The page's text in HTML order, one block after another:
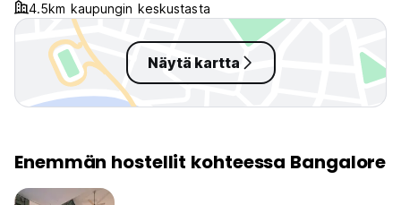
4.5km kaupungin keskustasta
Näytä kartta
Enemmän hostellit kohteessa Bangalore